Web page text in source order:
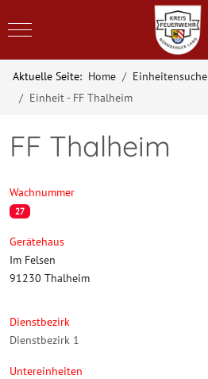
Mobile Menu Toggle
Aktuelle Seite: Home Einheitensuche
Einheit - FF Thalheim
FF Thalheim
Wachnummer
27
Gerätehaus
Im Felsen
91230 Thalheim
Dienstbezirk
Dienstbezirk 1
Untereinheiten